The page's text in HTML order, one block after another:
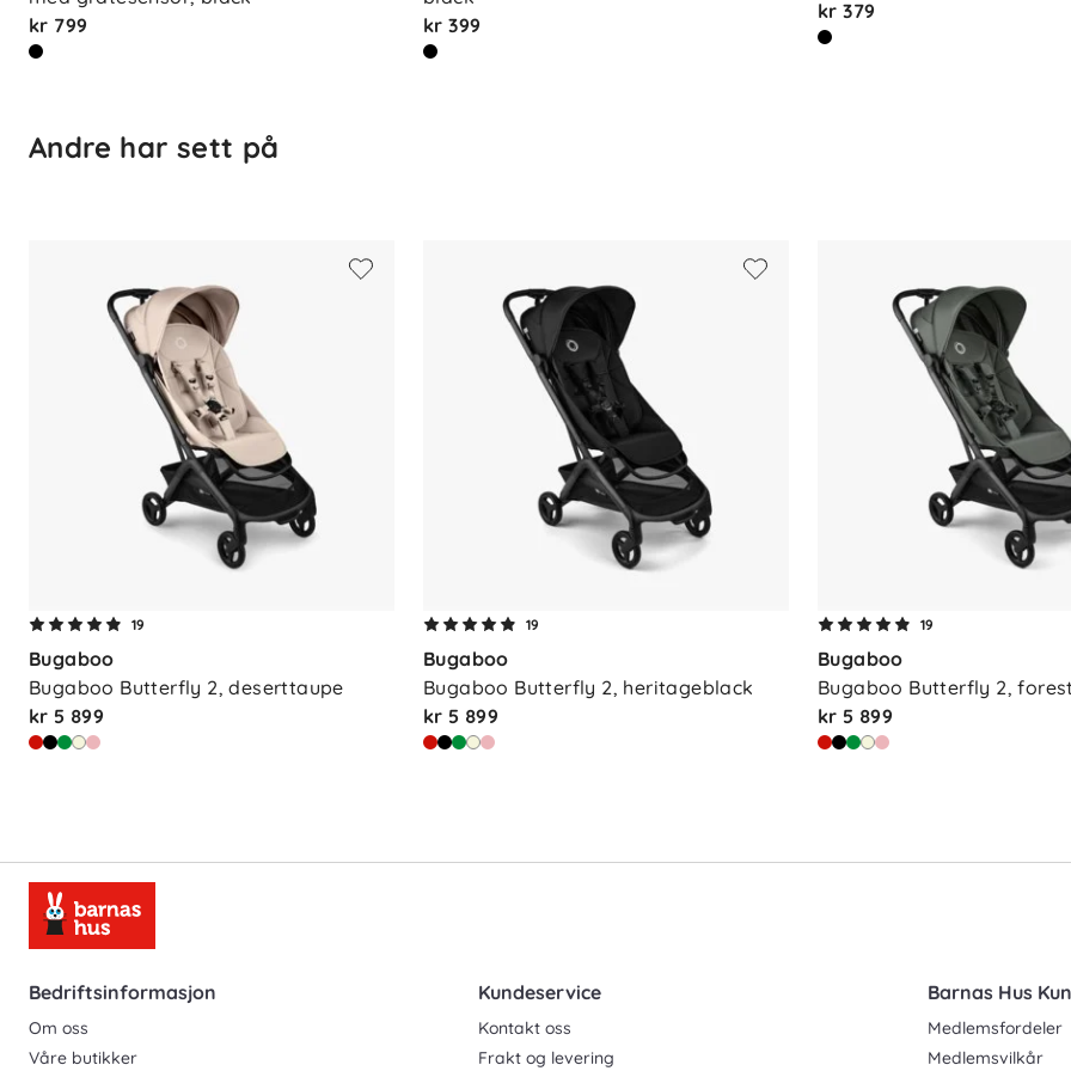
kr 799
kr 399
kr 379
Andre har sett på
19
Bugaboo
Bugaboo Butterfly 2, deserttaupe
kr 5 899
19
Bugaboo
Bugaboo Butterfly 2, heritageblack
kr 5 899
19
Bugaboo
Bugaboo Butterfly 2,
kr 5 899
Bedriftsinformasjon
Om oss
Våre butikker
Kundeservice
Kontakt oss
Frakt og levering
Barnas Hus
Medlemsfordeler
Medlemsvilkår